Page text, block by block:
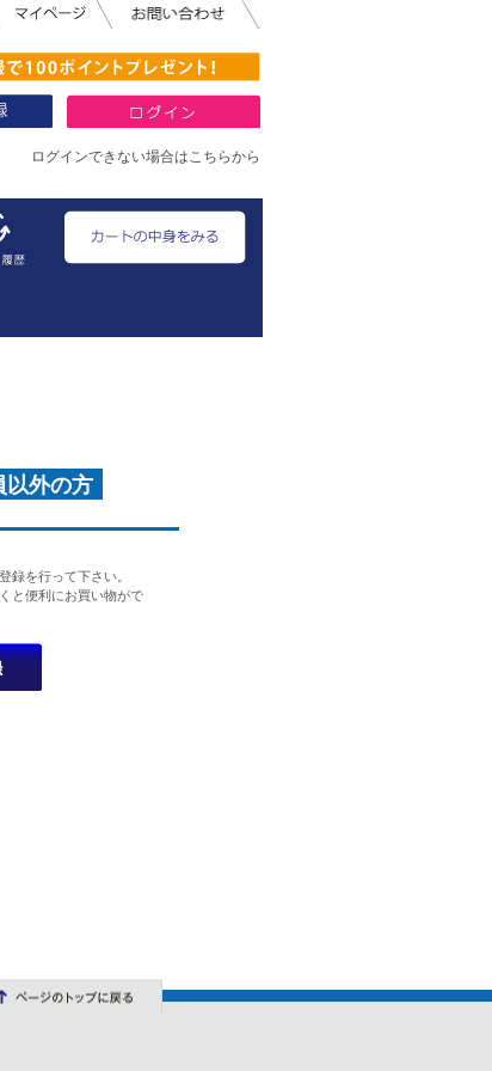
ログインできない場合はこちらから
以外の方
録を行って下さい。
と便利にお買い物がで